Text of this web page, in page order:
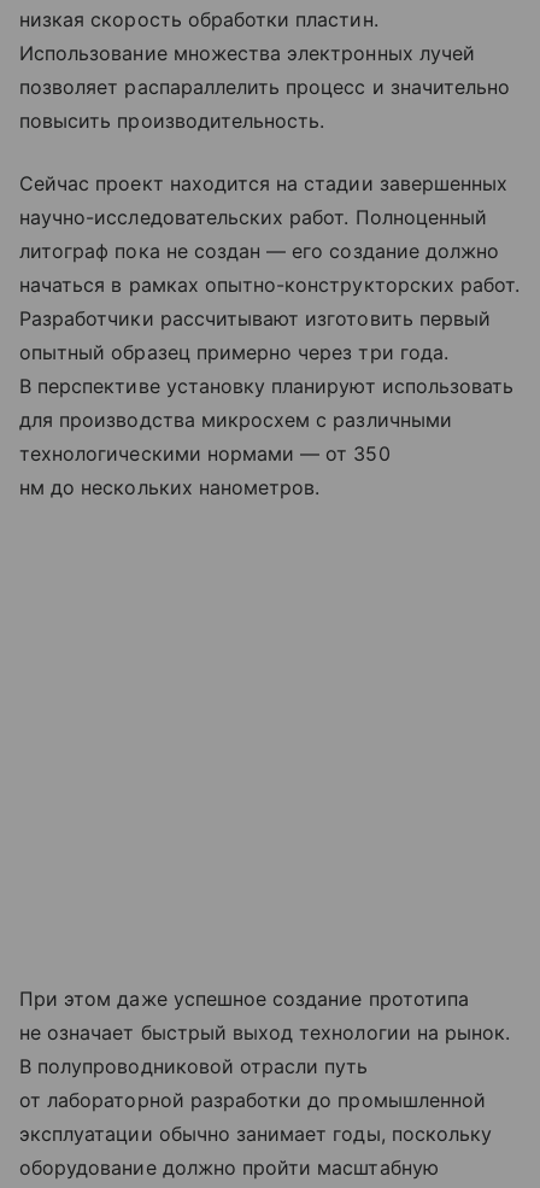
низкая скорость обработки пластин.
Использование множества электронных лучей
позволяет распараллелить процесс и значительно
повысить производительность.
Сейчас проект находится на стадии завершенных
научно-исследовательских работ. Полноценный
литограф пока не создан — его создание должно
начаться в рамках опытно-конструкторских работ.
Разработчики рассчитывают изготовить первый
опытный образец примерно через три года.
В перспективе установку планируют использовать
для производства микросхем с различными
технологическими нормами — от 350
нм до нескольких нанометров.
При этом даже успешное создание прототипа
не означает быстрый выход технологии на рынок.
В полупроводниковой отрасли путь
от лабораторной разработки до промышленной
эксплуатации обычно занимает годы, поскольку
оборудование должно пройти масштабную